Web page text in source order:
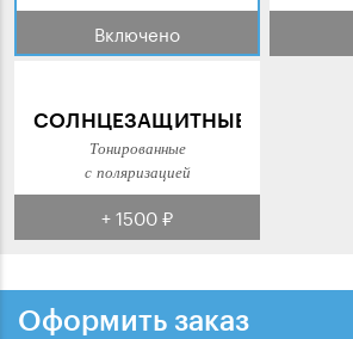
Включено
СОЛНЦЕЗАЩИТНЫЕ
Тонированные
с поляризацией
+ 1500 ₽
Оформить заказ